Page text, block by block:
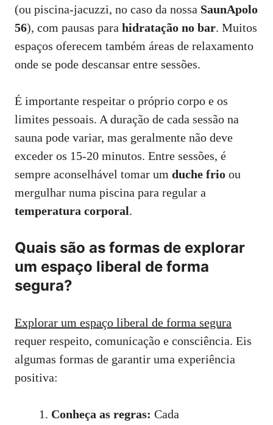
(ou piscina-jacuzzi, no caso da nossa SaunApolo
56), com pausas para hidratação no bar. Muitos
espaços oferecem também áreas de relaxamento
onde se pode descansar entre sessões.
É importante respeitar o próprio corpo e os
limites pessoais. A duração de cada sessão na
sauna pode variar, mas geralmente não deve
exceder os 15-20 minutos. Entre sessões, é
sempre aconselhável tomar um duche frio ou
mergulhar numa piscina para regular a
temperatura corporal.
Quais são as formas de explorar
um espaço liberal de forma
segura?
Explorar um espaço liberal de forma segura
requer respeito, comunicação e consciência. Eis
algumas formas de garantir uma experiência
positiva:
Conheça as regras: Cada